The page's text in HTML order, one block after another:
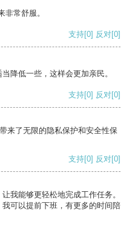
常舒服。
支持[0] 反对[0]
降低一些，这样会更加亲民。
支持[0] 反对[0]
来了无限的隐私保护和安全性保
支持[0] 反对[0]
我能够更轻松地完成工作任务。
可以提前下班，有更多的时间陪